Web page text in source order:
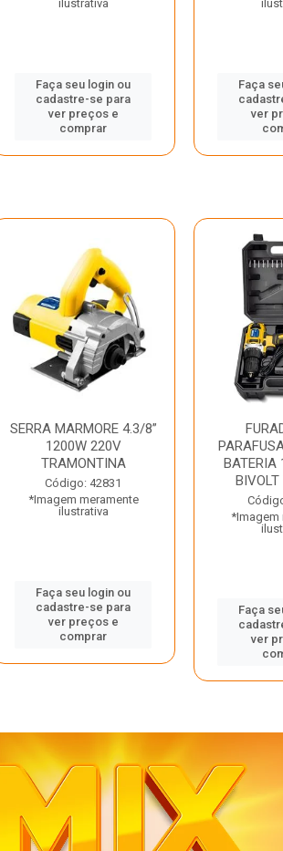
ilustrativa
Faça seu login ou
cadastre-se para
ver preços e
comprar
Faça
ver
SERRA MARMORE 4.3/8”
1200W 220V
TRAMONTINA
Código: 42831
*Imagem meramente
ilustrativa
Faça seu login ou
cadastre-se para
ver preços e
comprar
BATERIA
BIVOLT
*Imagem
Faça
ver